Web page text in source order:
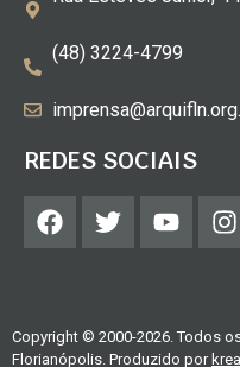
(48) 3224-4799
REDES SOCIAIS
Copyright © 2000-2026. Todos
Florianópolis. Produzido por